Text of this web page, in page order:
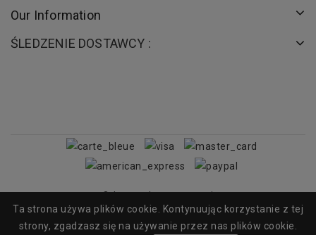
Our Information
ŚLEDZENIE DOSTAWCY :
Ta strona używa plików cookie. Kontynuując korzystanie z tej
strony, zgadzasz się na używanie przez nas plików cookie.
Odstąp od umowy tutaj
© 2026 - Mini Moto